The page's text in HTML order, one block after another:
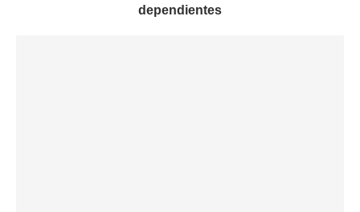
dependientes